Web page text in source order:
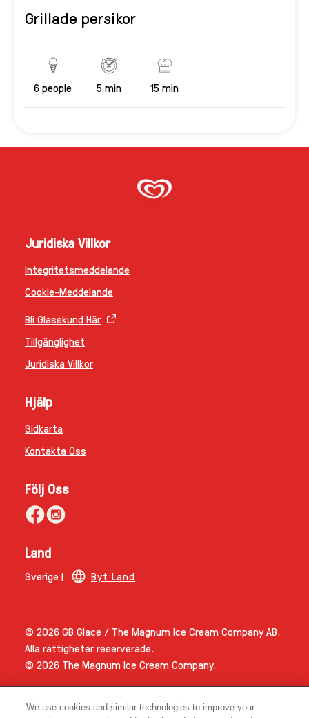
Grillade persikor
Servings
6people PreparationTime
5 min CookingTime
15 min
Juridiska Villkor
Integritetsmeddelande
Cookie-Meddelande
Bli Glasskund Här
Tillgänglighet
Juridiska Villkor
Hjälp
Sidkarta
Kontakta Oss
Följ Oss
Land
Sverige | Byt Land
© 2026 GB Glace / The Magnum Ice Cream Company AB.
Alla rättigheter reserverade.
© 2026 The Magnum Ice Cream Company.
We use cookies and similar technologies to improve your